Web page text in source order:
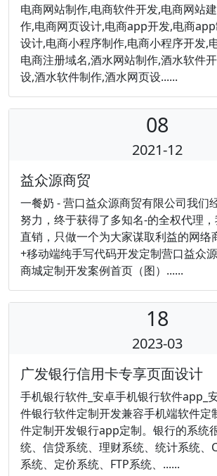
电商网站制作,电商软件开发,电商网站
作,电商网页设计,电商app开发,电商
设计,电商小程序制作,电商小程序开发,
电商注册域名,酒水网站制作,酒水软件
设,酒水软件制作,酒水网页设......
08
2021-12
益众源商贸
一餐奶 - 营口益众源商贸有限公司我们
努力，终于获得了多知名-的全权代理
直销，只做一个为大家谋取利益的网络
+移动端纯手写代码开发定制营口益众
商城定制开发案例首页（图）......
18
2023-03
广发银行信用卡专享页面设计
手机银行软件_安卓手机银行软件app_
件银行软件定制开发兼容手机端软件定
件定制开发银行app定制。银行的系统
统、信贷系统、理财系统、统计系统、
系统、定价系统、FTP系统、......